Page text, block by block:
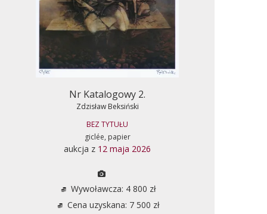
Nr Katalogowy 2.
Zdzisław Beksiński
BEZ TYTUŁU
giclée, papier
aukcja z 12 maja 2026
Wywoławcza: 4 800 zł
Cena uzyskana: 7 500 zł